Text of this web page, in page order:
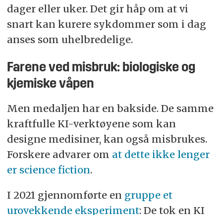
dager eller uker. Det gir håp om at vi
snart kan kurere sykdommer som i dag
anses som uhelbredelige.
Farene ved misbruk: biologiske og
kjemiske våpen
Men medaljen har en bakside. De samme
kraftfulle KI-verktøyene som kan
designe medisiner, kan også misbrukes.
Forskere advarer om at dette ikke lenger
er science fiction.
I 2021 gjennomførte en gruppe et
urovekkende eksperiment: De tok en KI